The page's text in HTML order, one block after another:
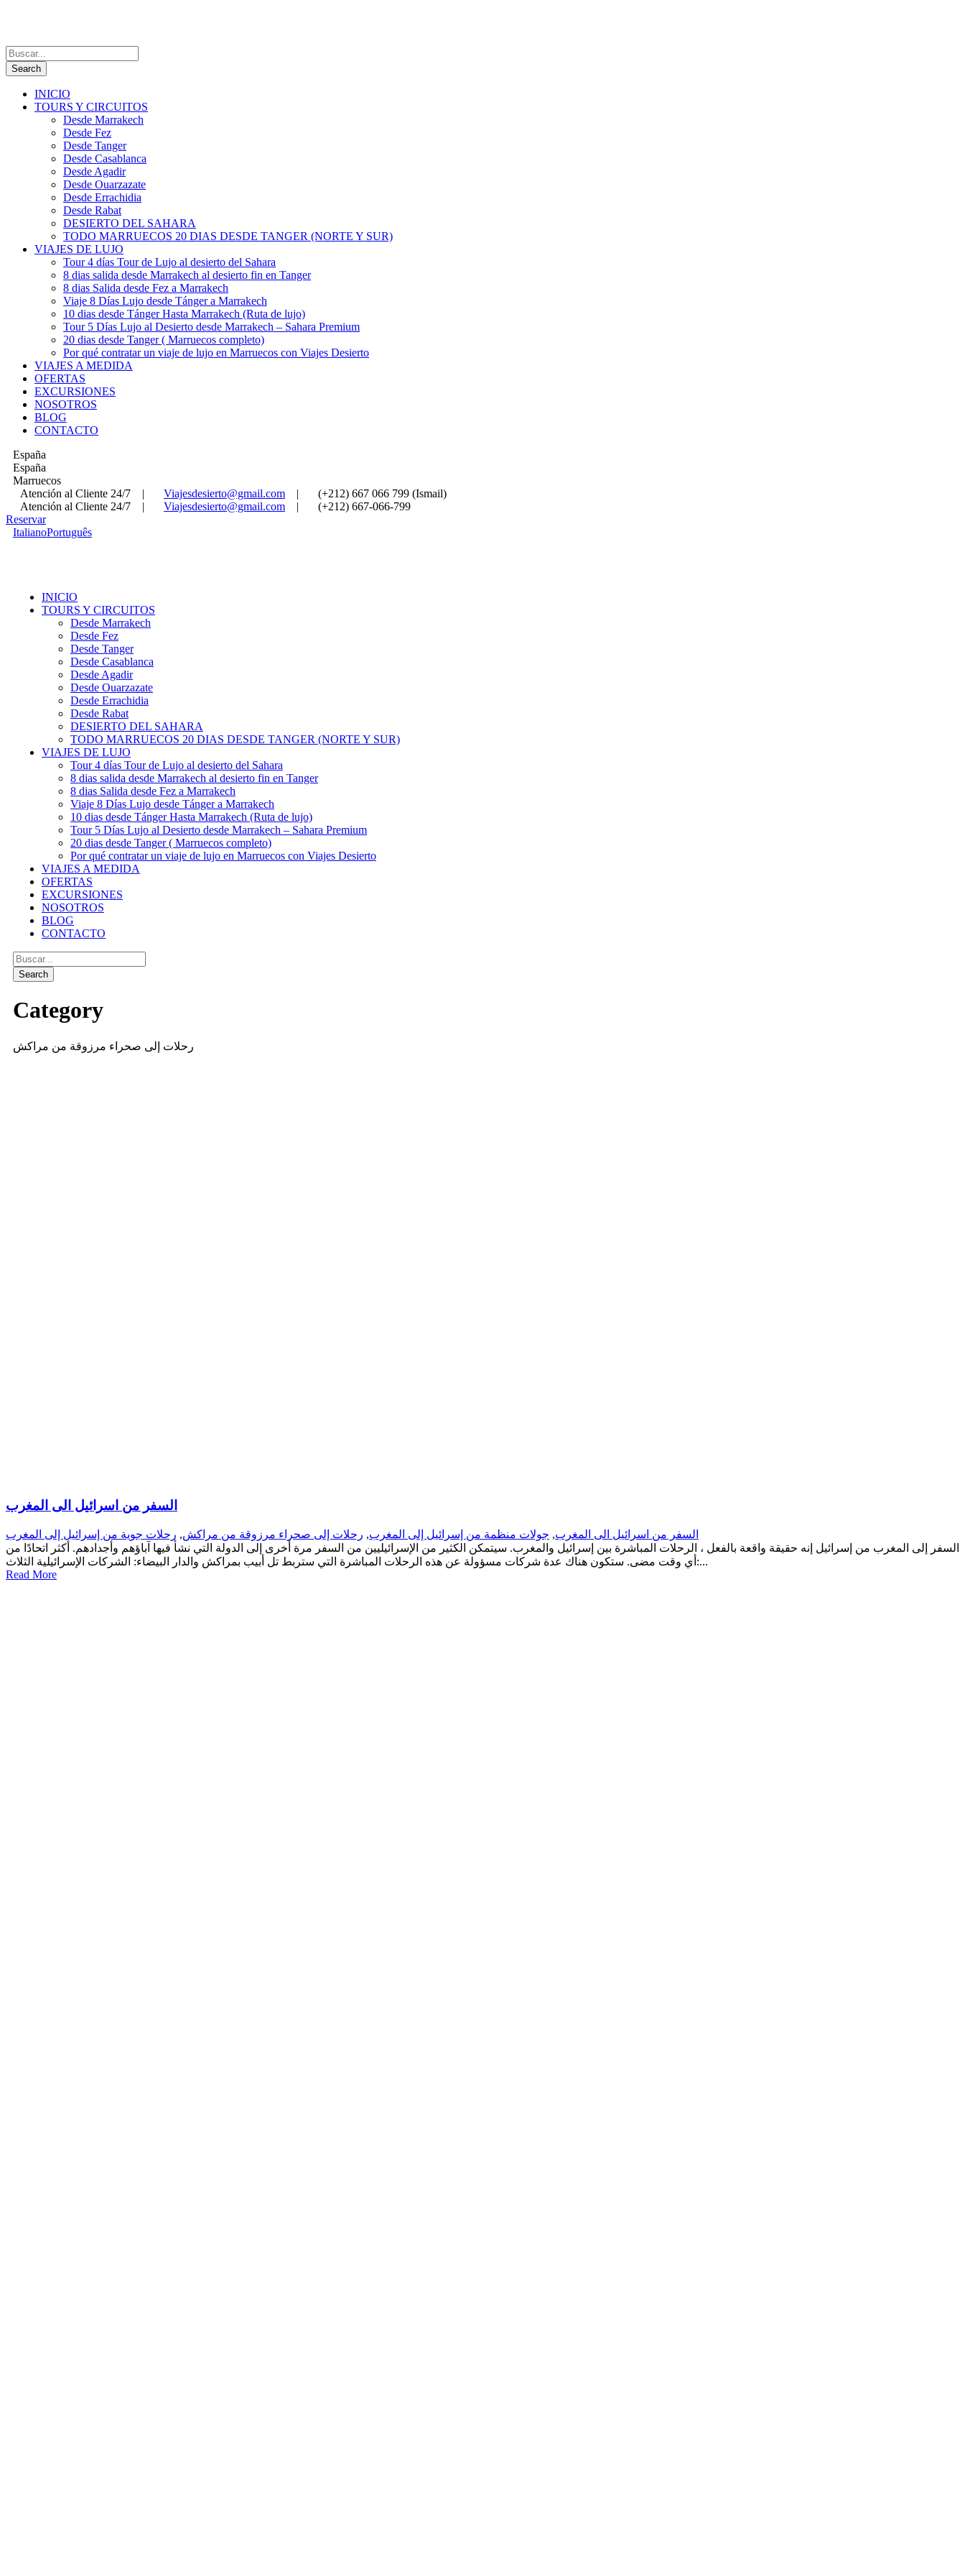
INICIO
TOURS Y CIRCUITOS
Desde Marrakech
Desde Fez
Desde Tanger
Desde Casablanca
Desde Agadir
Desde Ouarzazate
Desde Errachidia
Desde Rabat
DESIERTO DEL SAHARA
TODO MARRUECOS 20 DIAS DESDE TANGER (NORTE Y SUR)
VIAJES DE LUJO
Tour 4 días Tour de Lujo al desierto del Sahara
8 dias salida desde Marrakech al desierto fin en Tanger
8 dias Salida desde Fez a Marrakech
Viaje 8 Días Lujo desde Tánger a Marrakech
10 dias desde Tánger Hasta Marrakech (Ruta de lujo)
Tour 5 Días Lujo al Desierto desde Marrakech – Sahara Premium
20 dias desde Tanger ( Marruecos completo)
Por qué contratar un viaje de lujo en Marruecos con Viajes Desierto
VIAJES A MEDIDA
OFERTAS
EXCURSIONES
NOSOTROS
BLOG
CONTACTO
España
España
Marruecos
Atención al Cliente 24/7
| Viajesdesierto@gmail.com |
(+212) 667 066 799 (Ismail)
Atención al Cliente 24/7
| Viajesdesierto@gmail.com |
(+212) 667-066-799
Reservar
ItalianoPortuguês
INICIO
TOURS Y CIRCUITOS
Desde Marrakech
Desde Fez
Desde Tanger
Desde Casablanca
Desde Agadir
Desde Ouarzazate
Desde Errachidia
Desde Rabat
DESIERTO DEL SAHARA
TODO MARRUECOS 20 DIAS DESDE TANGER (NORTE Y SUR)
VIAJES DE LUJO
Tour 4 días Tour de Lujo al desierto del Sahara
8 dias salida desde Marrakech al desierto fin en Tanger
8 dias Salida desde Fez a Marrakech
Viaje 8 Días Lujo desde Tánger a Marrakech
10 dias desde Tánger Hasta Marrakech (Ruta de lujo)
Tour 5 Días Lujo al Desierto desde Marrakech – Sahara Premium
20 dias desde Tanger ( Marruecos completo)
Por qué contratar un viaje de lujo en Marruecos con Viajes Desierto
VIAJES A MEDIDA
OFERTAS
EXCURSIONES
NOSOTROS
BLOG
CONTACTO
Category
رحلات إلى صحراء مرزوقة من مراكش
السفر من اسرائيل الى المغرب
السفر من اسرائيل الى المغرب, جولات منظمة من إسرائيل إلى المغرب, رحلات إلى صحراء مرزوقة من مراكش, رحلات جوية من إسرائيل إلى المغرب
السفر إلى المغرب من إسرائيل إنه حقيقة واقعة بالفعل ، الرحلات المباشرة بين إسرائيل والمغرب. سيتمكن الكثير من الإسرائيليين من السفر مرة أخرى إلى الدولة التي نشأ فيها آباؤهم وأجدادهم. أكثر اتحادًا من
أي وقت مضى. ستكون هناك عدة شركات مسؤولة عن هذه الرحلات المباشرة التي ستربط تل أبيب بمراكش والدار البيضاء: الشركات الإسرائيلية الثلاث:...
Read More